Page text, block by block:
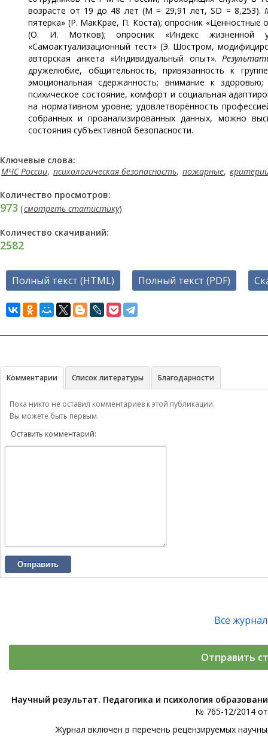
возрасте от 19 до 48 лет (M = 29,91 лет, SD = 8,253).
пятерка» (Р. МакКрае, П. Коста); опросник «Ценностные
(О. И. Мотков); опросник «Индекс жизненной
«Самоактуализационный тест» (Э. Шостром,
авторская анкета «Индивидуальный опыт».
дружелюбие, общительность, привязанность к
эмоциональная сдержанность; внимание к
психическое состояние, комфорт и социальная
на нормативном уровне; удовлетворённость
собранных и проанализированных данных, можно
состояния субъективной безопасности.
Ключевые слова:
МЧС России, психологическая безопасность, пожарные,
Количество просмотров:
973 (смотреть статистику)
Количество скачиваний:
2582
Полный текст (HTML) Полный текст (PDF)
Комментарии Список литературы Благодарности
Пока никто не оставил комментариев к этой публикации.
Вы можете быть первым.
Оставить комментарий:
Отправить
Все
Отправить
Научный результат. Педагогика и психология
№ 765-12/2014
Журнал включен в перечень рецензируемых